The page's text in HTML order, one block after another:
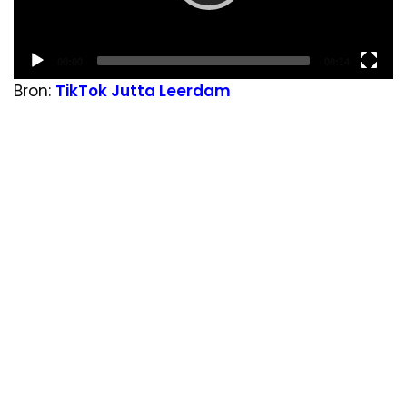
duration
Bron: TikTok Jutta Leerdam